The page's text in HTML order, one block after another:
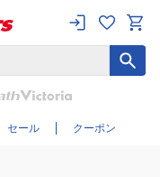
セール クーポン